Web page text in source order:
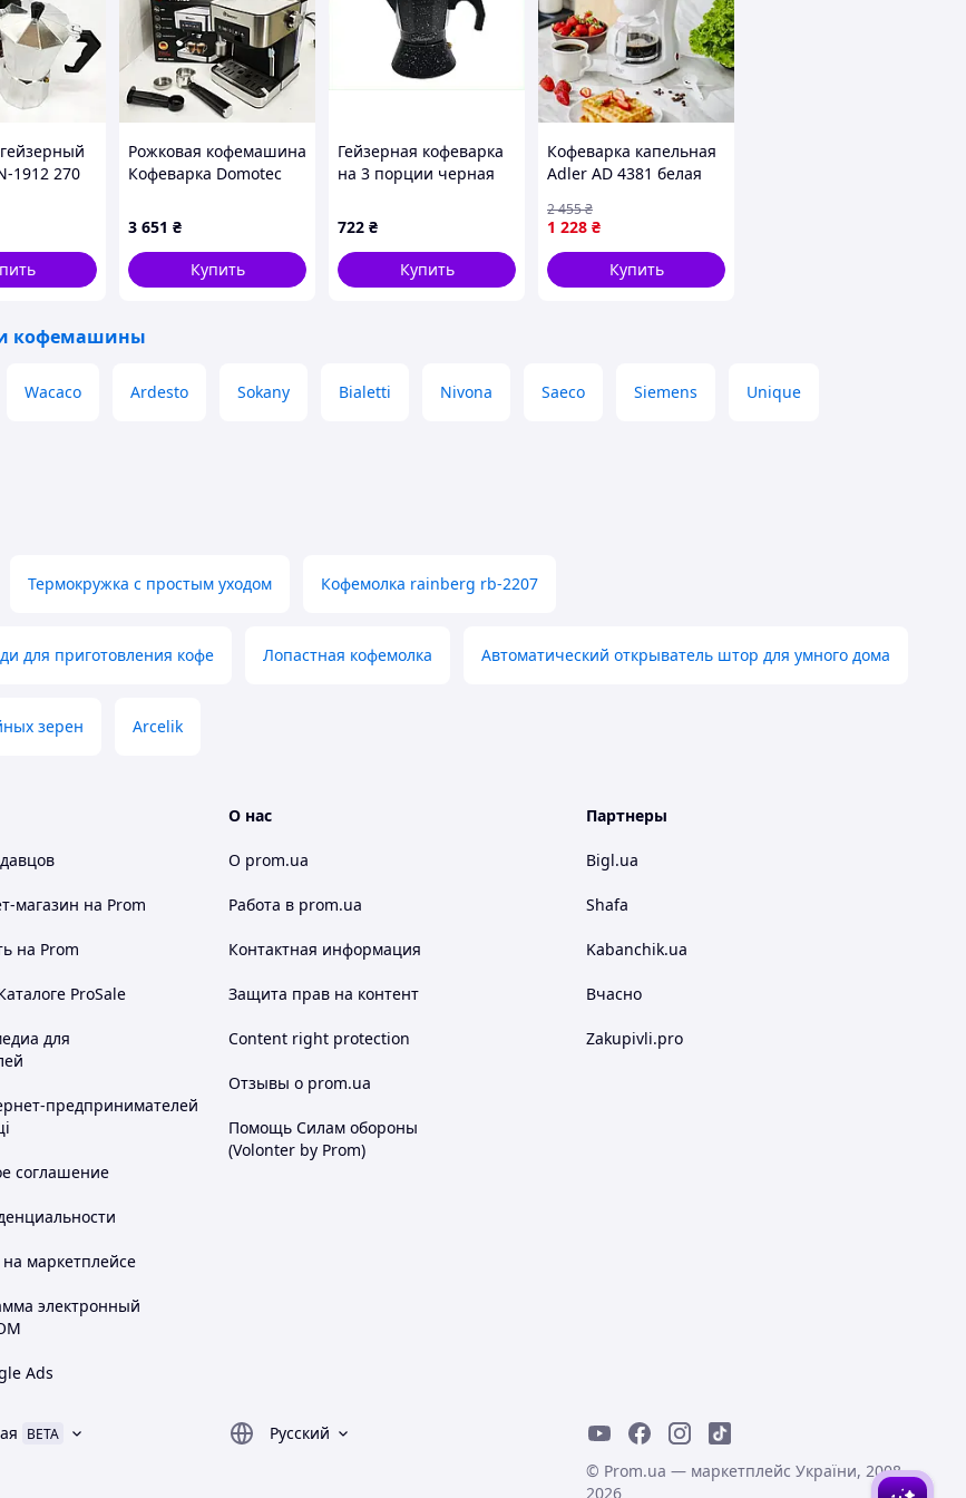
традиционный кофе по-турецки с
турецким кофе в турке. Стильная и очень
турецким Arcelik K 3300 Mini Управление
в наш магазин и просмотрите весь
grida.in.ua/ua/
1912 270
из
HN-93
Рожковая кофемашина
Кофеварка Domotec
Бар KLB
3 651 ₴
Купить
Гейзерная кофеварка
на 3 порции черная
722 ₴
Купить
Кофеварка капельная
Adler AD 4381 белая
1 228 ₴
2 455₴
Купить
кофемашины
Wacaco Ardesto Sokany Bialetti Nivona Saeco Siemens Unique
Термокружка с простым уходом Кофемолка rainberg rb-2207
для приготовления кофе Лопастная кофемолка Автоматический открыватель штор для умного дома
зерен Arcelik
магазин на Prom
на Prom
ProSale
для
предпринимателей
соглашение
маркетплейсе
электронный
Ads
О нас
О prom.ua
Работа в prom.ua
Контактная информация
Защита прав на контент
Content right protection
Отзывы о prom.ua
Помощь Силам обороны
(Volonter by Prom)
Партнеры
Bigl.ua
Shafa
Kabanchik.ua
Вчасно
Zakupivli.pro
BETA
Русский
© Prom.ua — маркетплейс України, 2008-
2026